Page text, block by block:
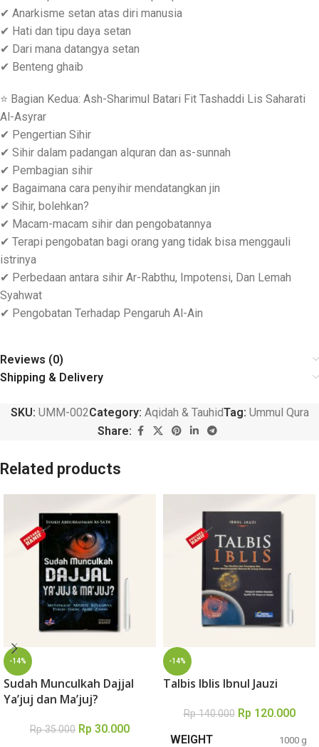
✔ Anarkisme setan atas diri manusia
✔ Hati dan tipu daya setan
✔ Dari mana datangya setan
✔ Benteng ghaib
⭐ Bagian Kedua: Ash-Sharimul Batari Fit Tashaddi Lis Saharati
Al-Asyrar
✔ Pengertian Sihir
✔ Sihir dalam padangan alquran dan as-sunnah
✔ Pembagian sihir
✔ Bagaimana cara penyihir mendatangkan jin
✔ Sihir, bolehkan?
✔ Macam-macam sihir dan pengobatannya
✔ Terapi pengobatan bagi orang yang tidak bisa menggauli
istrinya
✔ Perbedaan antara sihir Ar-Rabthu, Impotensi, Dan Lemah
Syahwat
✔ Pengobatan Terhadap Pengaruh Al-Ain
Reviews (0)
Shipping & Delivery
SKU: UMM-002Category: Aqidah & TauhidTag: Ummul Qura
Share:
Related products
-14%
Sudah Munculkah Dajjal
Ya’juj dan Ma’juj?
Rp35.000 Rp 30.000
-14%
Talbis Iblis Ibnul Jauzi
Rp140.000 Rp 120.000
WEIGHT 1000 g